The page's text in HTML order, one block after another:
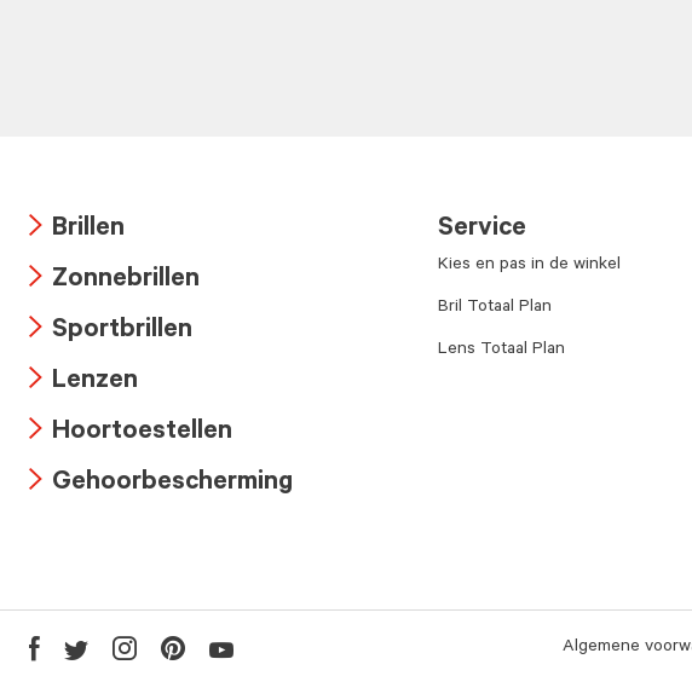
icon
Brillen
icon
Zonnebrillen
icon
Sportbrillen
icon
Lenzen
icon
Hoortoestellen
Gehoorbescherming
Service
Kies en pas in de winkel
Bril Totaal Plan
Lens Totaal Plan
Algemene